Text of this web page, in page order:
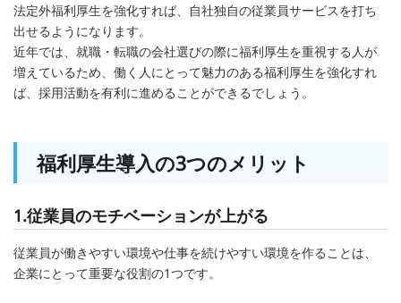
法定外福利厚生を強化すれば、自社独自の従業員サービスを打ち
出せるようになります。
近年では、就職・転職の会社選びの際に福利厚生を重視する人が
増えているため、働く人にとって魅力のある福利厚生を強化すれ
ば、採用活動を有利に進めることができるでしょう。
福利厚生導入の3つのメリット
1.従業員のモチベーションが上がる
従業員が働きやすい環境や仕事を続けやすい環境を作ることは、
企業にとって重要な役割の1つです。